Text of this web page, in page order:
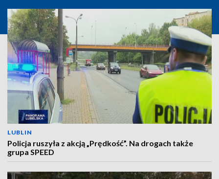
LUBLIN
Policja ruszyła z akcją „Prędkość”. Na drogach także
grupa SPEED